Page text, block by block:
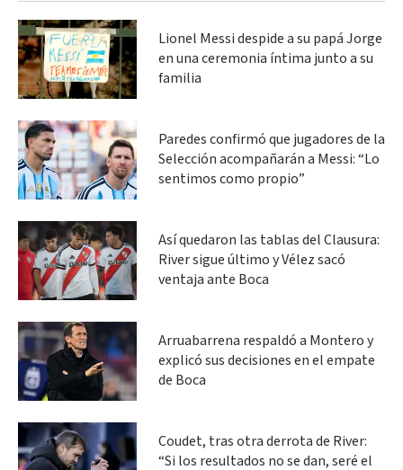
Lionel Messi despide a su papá Jorge
en una ceremonia íntima junto a su
familia
Paredes confirmó que jugadores de la
Selección acompañarán a Messi: “Lo
sentimos como propio”
Así quedaron las tablas del Clausura:
River sigue último y Vélez sacó
ventaja ante Boca
Arruabarrena respaldó a Montero y
explicó sus decisiones en el empate
de Boca
Coudet, tras otra derrota de River:
“Si los resultados no se dan, seré el